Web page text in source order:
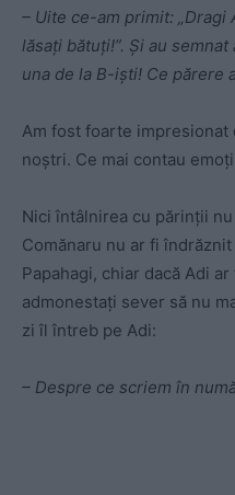
– Uite ce-am primit:
lăsaţi bătuţi!”. Şi au
una de la B-işti! Ce părere
Am fost foarte
noştri. Ce mai contau
Nici întâlnirea cu părinţii
Comănaru nu ar fi
Papahagi, chiar dacă Adi
admonestaţi sever să nu
zi îl întreb pe Adi:
– Despre ce scriem în